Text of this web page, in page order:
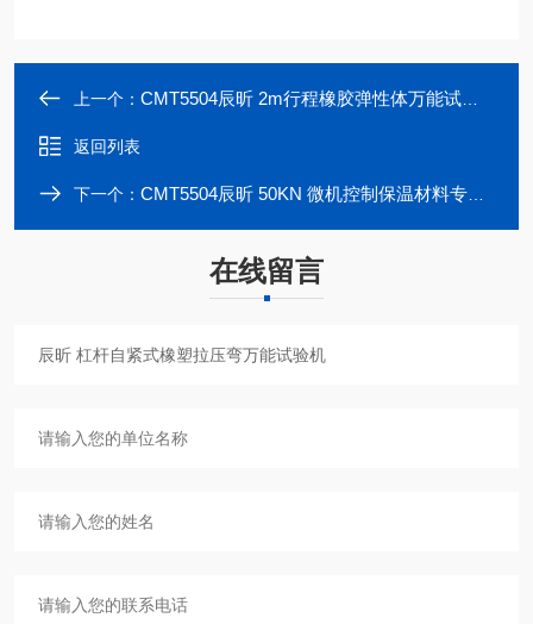
上一个： CMT5504辰昕 2m行程橡胶弹性体万能试验机
返回列表
下一个： CMT5504辰昕 50KN 微机控制保温材料专用万能试验机
在线留言